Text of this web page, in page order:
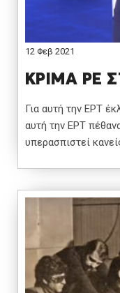
12 Φεβ 2021
ΚΡΙΜΑ ΡΕ
Για αυτή την ΕΡΤ
αυτή την ΕΡΤ
υπερασπιστεί